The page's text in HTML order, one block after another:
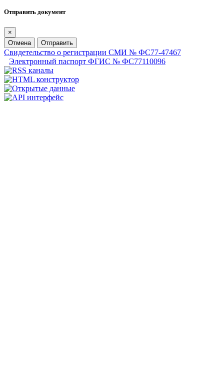
Отправить документ
×
Отмена
Отправить
Свидетельство о регистрации СМИ № ФС77-47467
Электронный паспорт ФГИС № ФС77110096